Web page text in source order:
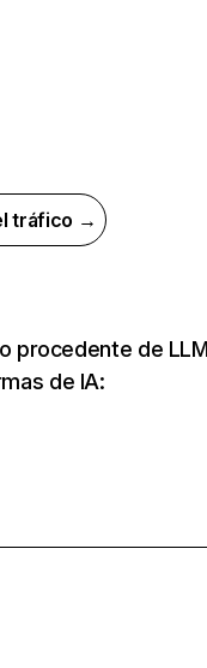
tráfico →
procedente de
de IA: